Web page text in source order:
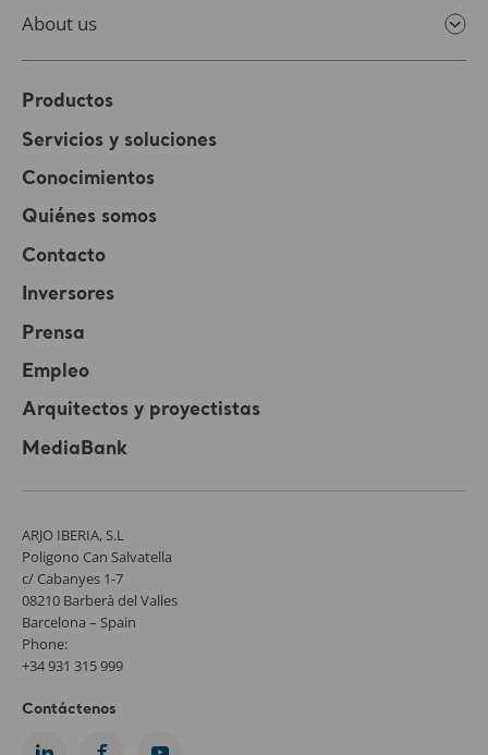
About us
Productos
Servicios y soluciones
Conocimientos
Quiénes somos
Contacto
Inversores
Prensa
Empleo
Arquitectos y proyectistas
MediaBank
ARJO IBERIA, S.L
Poligono Can Salvatella
c/ Cabanyes 1-7
08210 Barberà del Valles
Barcelona – Spain
Phone:
+34 931 315 999
Contáctenos